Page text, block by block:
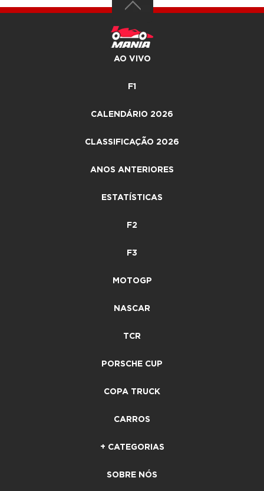
AO VIVO
F1
CALENDÁRIO 2026
CLASSIFICAÇÃO 2026
ANOS ANTERIORES
ESTATÍSTICAS
F2
F3
MOTOGP
NASCAR
TCR
PORSCHE CUP
COPA TRUCK
CARROS
+ CATEGORIAS
SOBRE NÓS